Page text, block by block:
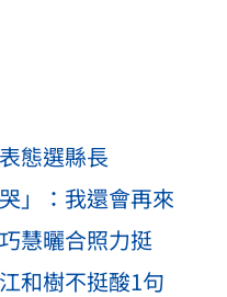
態選縣長
」：我還會再來
慧曬合照力挺
和樹不挺酸1句